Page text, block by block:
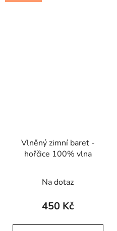
Vlněný zimní baret -
hořčice 100% vlna
Na dotaz
450 Kč